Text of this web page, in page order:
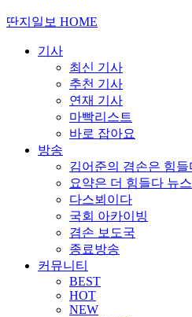
딴지일보 HOME
기사
최신 기사
추천 기사
연재 기사
마빡리스트
바로 잡아요
방송
김어준의 겸손은 힘
요약은 더 힘들다 뉴
다스뵈이다
국회 아카이빙
겸손 보도국
종료방송
커뮤니티
BEST
HOT
NEW